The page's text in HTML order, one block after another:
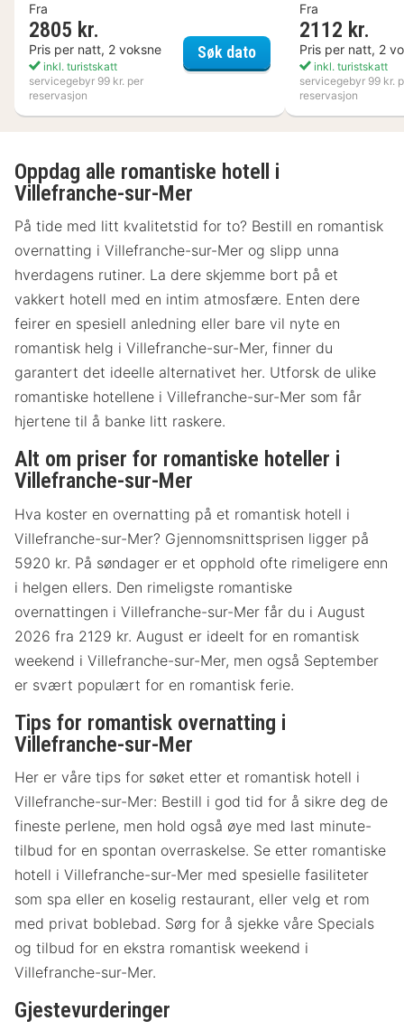
Fra
2805 kr.
Pris per natt, 2 voksne
inkl. turistskatt
servicegebyr 99 kr. per
reservasjon
Søk datoNynäs Havsbad
Fra
2112 kr.
Pris per natt, 2
inkl. turistskatt
servicegebyr 99 kr.
reservasjon
Oppdag alle romantiske hotell i
Villefranche-sur-Mer
På tide med litt kvalitetstid for to? Bestill en romantisk
overnatting i Villefranche-sur-Mer og slipp unna
hverdagens rutiner. La dere skjemme bort på et
vakkert hotell med en intim atmosfære. Enten dere
feirer en spesiell anledning eller bare vil nyte en
romantisk helg i Villefranche-sur-Mer, finner du
garantert det ideelle alternativet her. Utforsk de ulike
romantiske hotellene i Villefranche-sur-Mer som får
hjertene til å banke litt raskere.
Alt om priser for romantiske hoteller i
Villefranche-sur-Mer
Hva koster en overnatting på et romantisk hotell i
Villefranche-sur-Mer? Gjennomsnittsprisen ligger på
5920 kr. På søndager er et opphold ofte rimeligere enn
i helgen ellers. Den rimeligste romantiske
overnattingen i Villefranche-sur-Mer får du i August
2026 fra 2129 kr. August er ideelt for en romantisk
weekend i Villefranche-sur-Mer, men også September
er svært populært for en romantisk ferie.
Tips for romantisk overnatting i
Villefranche-sur-Mer
Her er våre tips for søket etter et romantisk hotell i
Villefranche-sur-Mer: Bestill i god tid for å sikre deg de
fineste perlene, men hold også øye med last minute-
tilbud for en spontan overraskelse. Se etter romantiske
hotell i Villefranche-sur-Mer med spesielle fasiliteter
som spa eller en koselig restaurant, eller velg et rom
med privat boblebad. Sørg for å sjekke våre Specials
og tilbud for en ekstra romantisk weekend i
Villefranche-sur-Mer.
Gjestevurderinger